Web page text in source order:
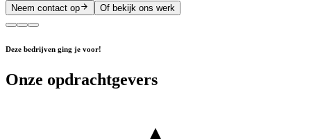
Neem contact op Of bekijk ons werk
Deze bedrijven ging je voor!
Onze opdrachtgevers